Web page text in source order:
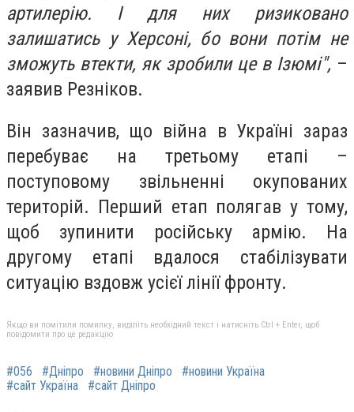
артилерію. І для них ризиковано
залишатись у Херсоні, бо вони потім не
зможуть втекти, як зробили це в Ізюмі", –
заявив Резніков.
Він зазначив, що війна в Україні зараз
перебуває на третьому етапі –
поступовому звільненні окупованих
територій. Перший етап полягав у тому,
щоб зупинити російську армію. На
другому етапі вдалося стабілізувати
ситуацію вздовж усієї лінії фронту.
Якщо ви помітили помилку, виділіть необхідний текст і натисніть Ctrl + Enter, щоб
повідомити про це редакцію
#056 #Дніпро #новини Дніпро
#новини Україна
#сайт Україна
#сайт Дніпро